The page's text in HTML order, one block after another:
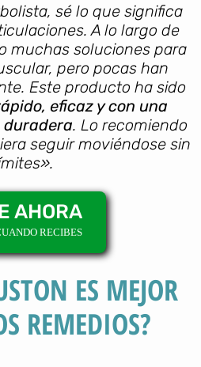
sé lo que significa
A lo largo de
muchas soluciones para
pero pocas han
Este producto ha sido
eficaz y con una
duradera. Lo recomiendo
seguir moviéndose sin
AHORA
RECIBES
ES MEJOR
REMEDIOS?